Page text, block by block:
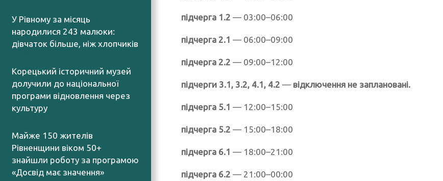
У Рівному за місяць
народилися 243 малюки:
дівчаток більше, ніж хлопчиків
Корецький історичний музей
долучили до національної
програми відновлення через
культуру
Майже 150 жителів
Рівненщини віком 50+
знайшли роботу за програмою
«Досвід має значення»
підчерга 1.2 — 03:00–06:00
підчерга 2.1 — 06:00–09:00
підчерга 2.2 — 09:00–12:00
підчерги 3.1, 3.2, 4.1, 4.2 — відключення не заплановані.
підчерга 5.1 — 12:00–15:00
підчерга 5.2 — 15:00–18:00
підчерга 6.1 — 18:00–21:00
підчерга 6.2 — 21:00–00:00